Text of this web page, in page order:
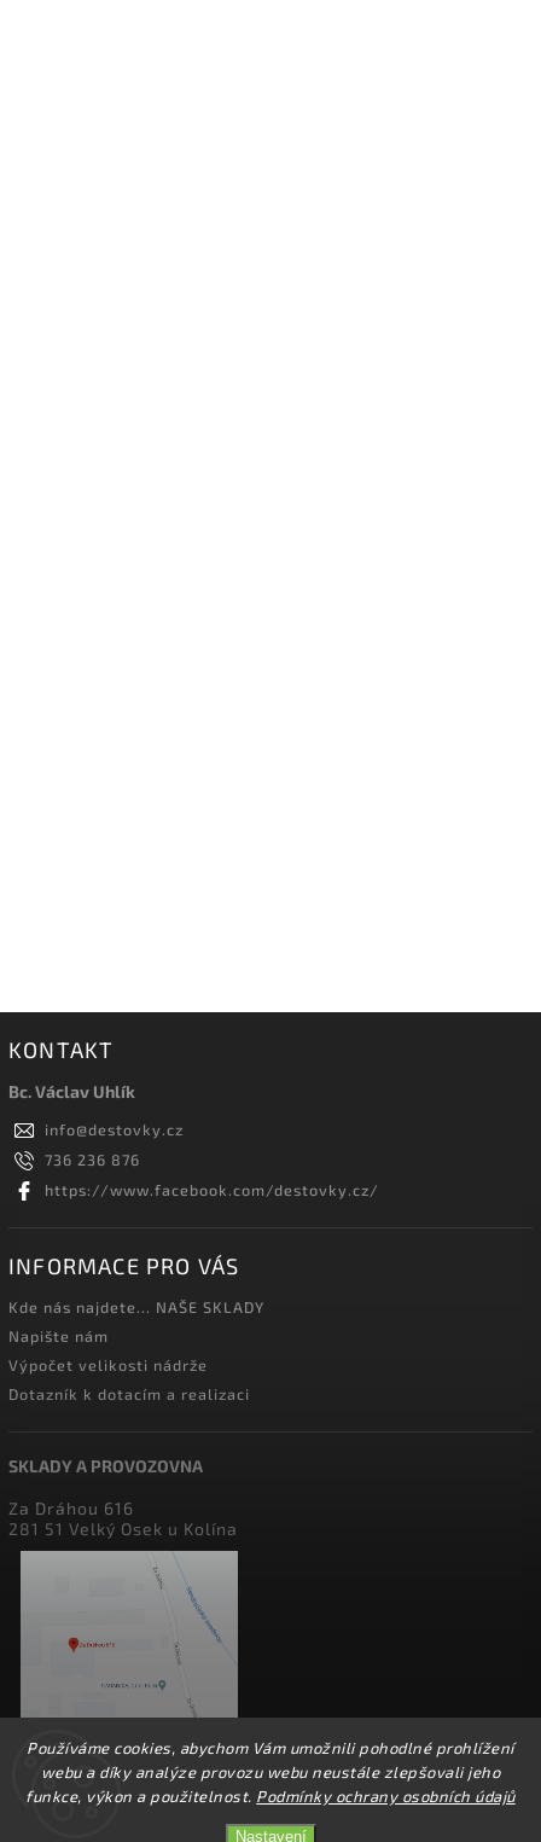
Používáme cookies, abychom Vám umožnili pohodlné prohlížení
webu a díky analýze provozu webu neustále zlepšovali jeho
funkce, výkon a použitelnost. Podmínky ochrany osobních údajů
Nastavení
KONTAKT
Bc. Václav Uhlík
info@destovky.cz
736 236 876
https://www.facebook.com/destovky.cz/
INFORMACE PRO VÁS
Kde nás najdete... NAŠE SKLADY
Napište nám
Výpočet velikosti nádrže
Dotazník k dotacím a realizaci
SKLADY A PROVOZOVNA
Za Dráhou 616
281 51 Velký Osek u Kolína